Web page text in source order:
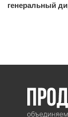
генеральный